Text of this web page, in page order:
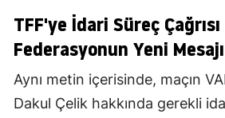
TFF'ye İdari Süreç
Federasyonun Yeni Mesajı
Aynı metin içerisinde, maçın
Dakul Çelik hakkında gerekli